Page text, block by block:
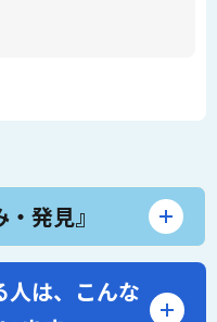
発見』
は、 こんな